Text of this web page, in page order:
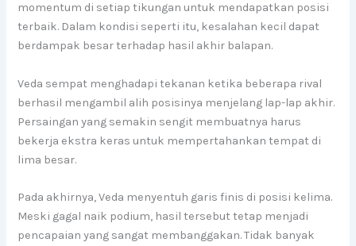
momentum di setiap tikungan untuk mendapatkan posisi
terbaik. Dalam kondisi seperti itu, kesalahan kecil dapat
berdampak besar terhadap hasil akhir balapan.
Veda sempat menghadapi tekanan ketika beberapa rival
berhasil mengambil alih posisinya menjelang lap-lap akhir.
Persaingan yang semakin sengit membuatnya harus
bekerja ekstra keras untuk mempertahankan tempat di
lima besar.
Pada akhirnya, Veda menyentuh garis finis di posisi kelima.
Meski gagal naik podium, hasil tersebut tetap menjadi
pencapaian yang sangat membanggakan. Tidak banyak